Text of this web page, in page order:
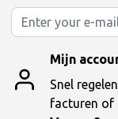
Mijn
Snel
facturen of